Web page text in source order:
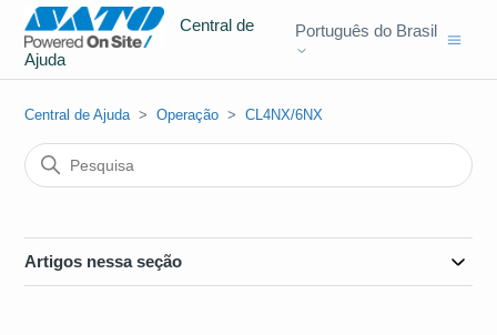
Central de
Ajuda
Português do Brasil
Central de Ajuda Operação CL4NX/6NX
Artigos nessa seção